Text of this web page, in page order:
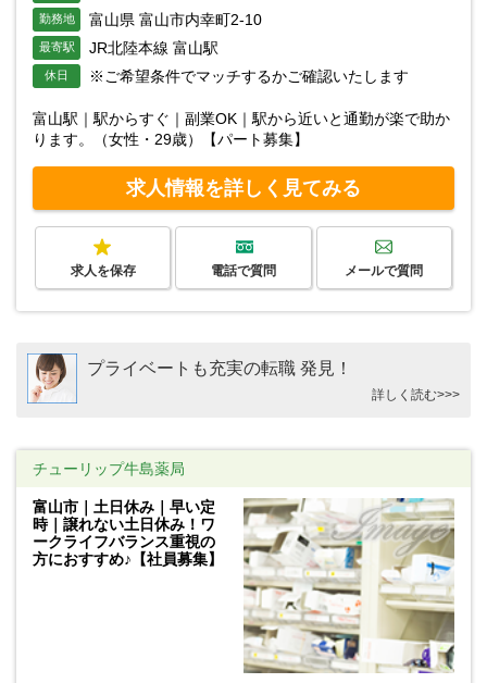
勤務地 富山県 富山市内幸町2-10
最寄駅 JR北陸本線 富山駅
休日 ※ご希望条件でマッチするかご確認いたします
富山駅｜駅からすぐ｜副業OK｜駅から近いと通勤が楽で助か
ります。（女性・29歳）【パート募集】
求人情報を詳しく見てみる
求人を保存 電話で質問 メールで質問
プライベートも充実の転職 発見！
詳しく読む>>>
チューリップ牛島薬局
富山市｜土日休み｜早い定
時｜譲れない土日休み！ワ
ークライフバランス重視の
方におすすめ♪【社員募集】